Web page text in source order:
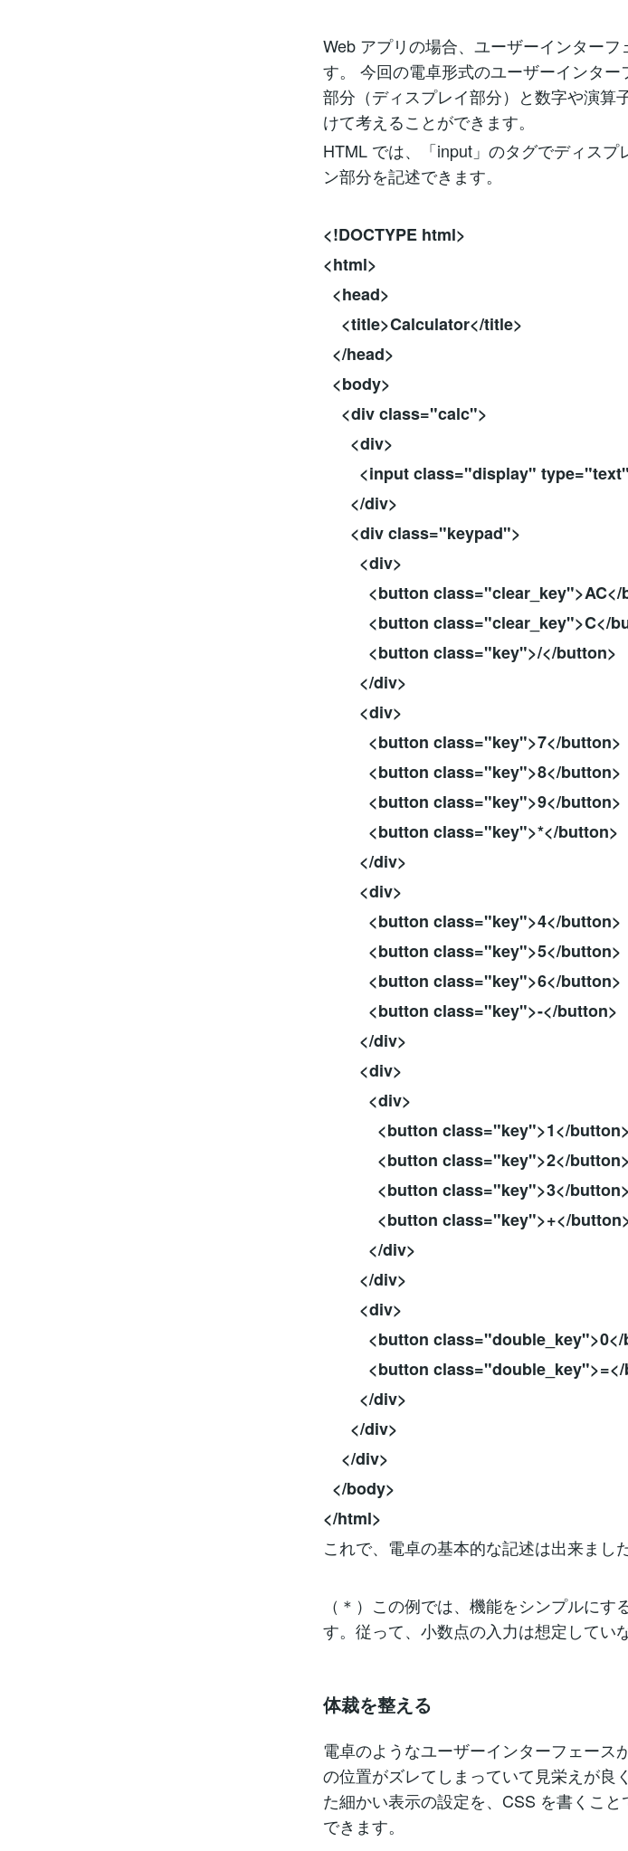
Web アプリの場合、ユーザーインター
す。 今回の電卓形式のユーザーインタ
部分（ディスプレイ部分）と数字や演算
けて考えることができます。
HTML では、「input」のタグでディス
ン部分を記述できます。
<!DOCTYPE html>
<html>
<head>
<title>Calculator</title>
</head>
<body>
<div class="calc">
<div>
<input class="display"
</div>
<div class="keypad">
<div>
<button class="clear_key">AC</
<button class="clear_key">C</
<button class="key">/</button>
</div>
<div>
<button class="key">7</button>
<button class="key">8</button>
<button class="key">9</button>
<button class="key">*</button>
</div>
<div>
<button class="key">4</button>
<button class="key">5</button>
<button class="key">6</button>
<button class="key">-</button>
</div>
<div>
<div>
<button class="key">1</button>
<button class="key">2</button>
<button class="key">3</button>
<button class="key">+</
</div>
</div>
<div>
<button class="double_key">0</
<button class="double_key">=</
</div>
</div>
</div>
</body>
</html>
これで、電卓の基本的な記述は出来ました
（＊）この例では、機能をシンプルに
す。従って、小数点の入力は想定してい
体裁を整える
電卓のようなユーザーインターフェース
の位置がズレてしまっていて見栄えが良
た細かい表示の設定を、CSS を書くこ
できます。